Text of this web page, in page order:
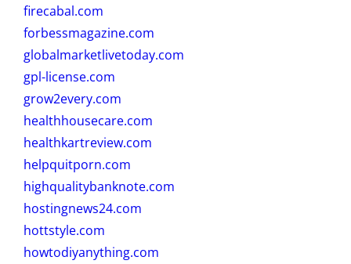
firecabal.com
forbessmagazine.com
globalmarketlivetoday.com
gpl-license.com
grow2every.com
healthhousecare.com
healthkartreview.com
helpquitporn.com
highqualitybanknote.com
hostingnews24.com
hottstyle.com
howtodiyanything.com